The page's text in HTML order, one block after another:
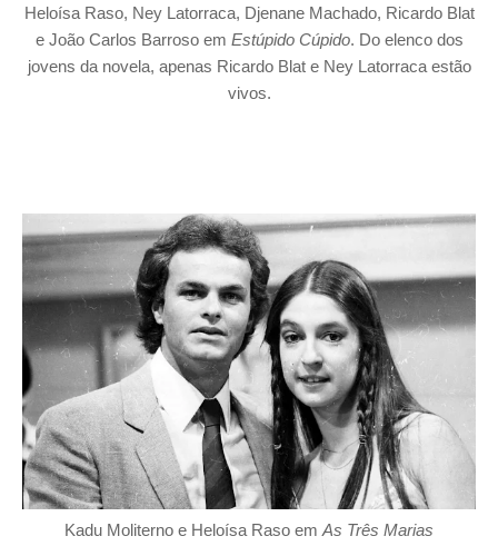
Heloísa Raso, Ney Latorraca, Djenane Machado, Ricardo Blat
e João Carlos Barroso em Estúpido Cúpido. Do elenco dos
jovens da novela, apenas Ricardo Blat e Ney Latorraca estão
vivos.
Kadu Moliterno e Heloísa Raso em As Três Marias